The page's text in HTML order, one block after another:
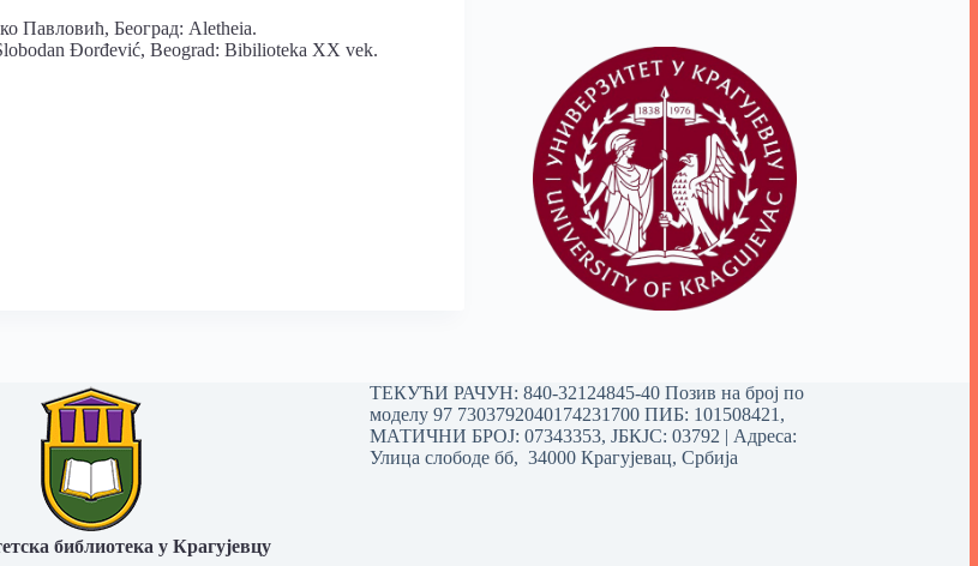
Павловић, Београд: Aletheia.
Đorđević, Beograd: Bibilioteka XX vek.
библиотека у Крагујевцу
ТЕКУЋИ РАЧУН: 840-32124845-40 Позив на број по
моделу 97 7303792040174231700ПИБ: 101508421,
МАТИЧНИ БРОЈ: 07343353, ЈБКЈС: 03792 | Aдреса:
Улица слободе бб, 34000 Крагујевац, Србија